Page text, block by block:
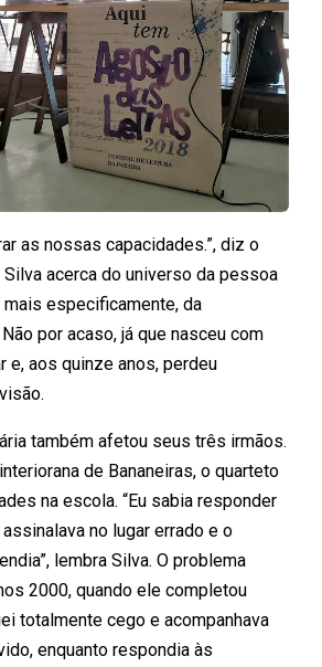
as nossas capacidades.”, diz o
acerca do universo da pessoa
especificamente, da
por acaso, já que nasceu com
e, aos quinze anos, perdeu
também afetou seus três irmãos.
de Bananeiras, o quarteto
na escola. “Eu sabia responder
no lugar errado e o
lembra Silva. O problema
2000, quando ele completou
totalmente cego e acompanhava
enquanto respondia às